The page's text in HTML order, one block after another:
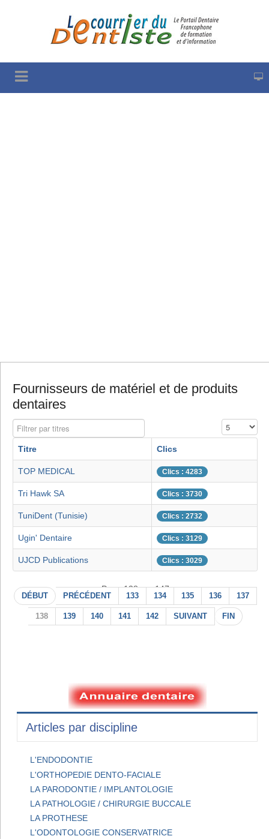
Fournisseurs de matériel et de produits
dentaires
Filtrer par titres Affichage #
Titre Clics
TOP MEDICAL Clics : 4283
Tri Hawk SA Clics : 3730
TuniDent (Tunisie) Clics : 2732
Ugin' Dentaire Clics : 3129
UJCD Publications Clics : 3029
Page 138 sur 147
DÉBUT PRÉCÉDENT 133 134 135 136 137
138 139 140 141 142 SUIVANT FIN
Articles par discipline
L'ENDODONTIE
L'ORTHOPEDIE DENTO-FACIALE
LA PARODONTIE / IMPLANTOLOGIE
LA PATHOLOGIE / CHIRURGIE BUCCALE
LA PROTHESE
L'ODONTOLOGIE CONSERVATRICE